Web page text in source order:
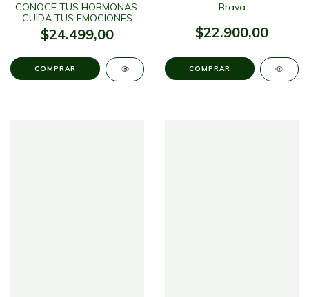
CONOCE TUS HORMONAS.
CUIDA TUS EMOCIONES
$24.499,00
Brava
$22.900,00